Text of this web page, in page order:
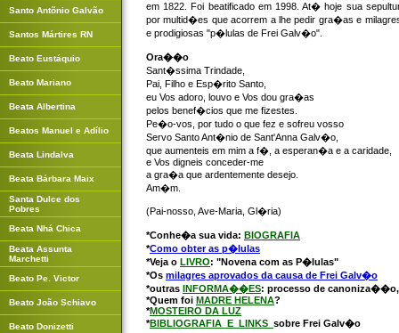
Santo Antõnio Galvão
Santos Mártires RN
Beato Eustáquio
Beato Mariano
Beata Albertina
Beatos Manuel e Adílio
Beata Lindalva
Beata Bárbara Maix
Santa Dulce dos
Pobres
Beata Nhá Chica
Beata Assunta
Marchetti
Beato Pe. Victor
Beato João Schiavo
Beato Donizetti
em 1822. Foi beatificado em 1998. At� hoje sua
por multid�es que acorrem a lhe pedir gra�as e
e prodigiosas "p�lulas de Frei Galv�o".
Ora��o
Sant�ssima Trindade,
Pai, Filho e Esp�rito Santo,
eu Vos adoro, louvo e Vos dou gra�as
pelos benef�cios que me fizestes.
Pe�o-vos, por tudo o que fez e sofreu vosso
Servo Santo Ant�nio de Sant'Anna Galv�o,
que aumenteis em mim a f�, a esperan�a e a caridade,
e Vos digneis conceder-me
a gra�a que ardentemente desejo.
Am�m.
(Pai-nosso, Ave-Maria, Gl�ria)
*Conhe�a sua vida: BIOGRAFIA
*Como obter as p�lulas
*Veja o LIVRO: "Novena com as P�lulas"
*Os milagres aprovados da causa de Frei Galv�o
*outras INFORMA��ES: processo de
*Quem foi MADRE HELENA?
*MOSTEIRO DA LUZ
*BIBLIOGRAFIA E LINKS sobre Frei Galv�o